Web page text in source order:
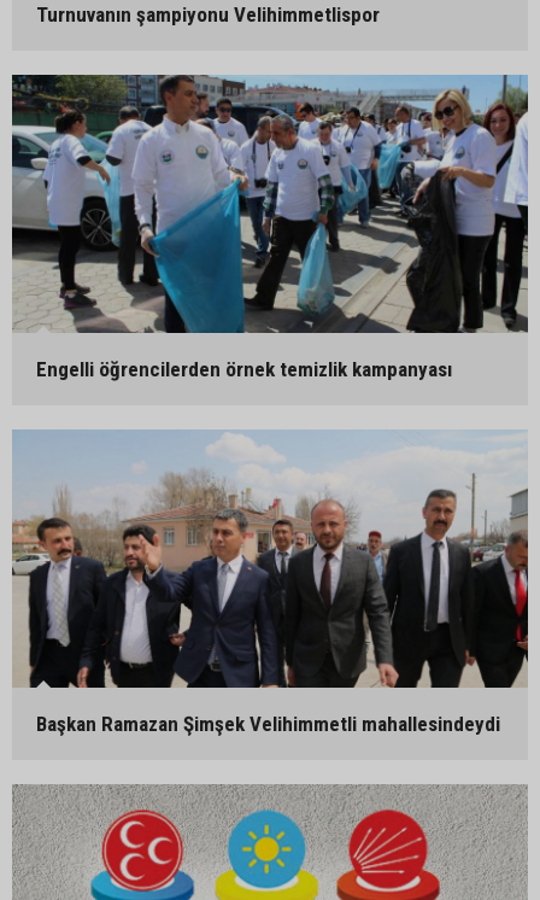
Turnuvanın şampiyonu Velihimmetlispor
Engelli öğrencilerden örnek temizlik kampanyası
Başkan Ramazan Şimşek Velihimmetli mahallesindeydi